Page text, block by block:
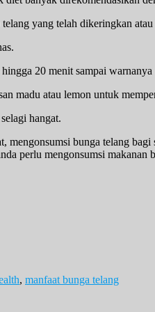
yang telah dikeringkan
20 menit sampai
madu atau lemon untuk
hangat.
mengonsumsi bunga telang
perlu mengonsumsi
, manfaat bunga telang